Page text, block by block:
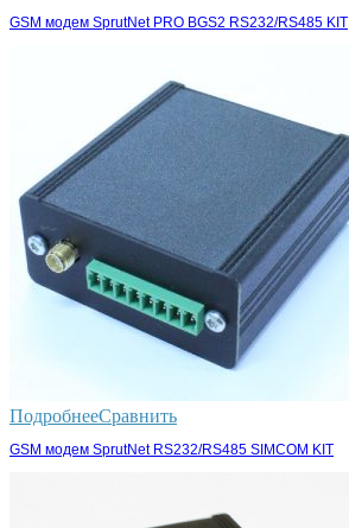
GSM модем SprutNet PRO BGS2 RS232/RS485 KIT
ПодробнееСравнить
GSM модем SprutNet RS232/RS485 SIMCOM KIT